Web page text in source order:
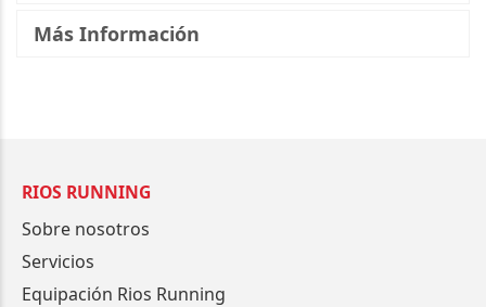
Más Información
RIOS RUNNING
Sobre nosotros
Servicios
Equipación Rios Running